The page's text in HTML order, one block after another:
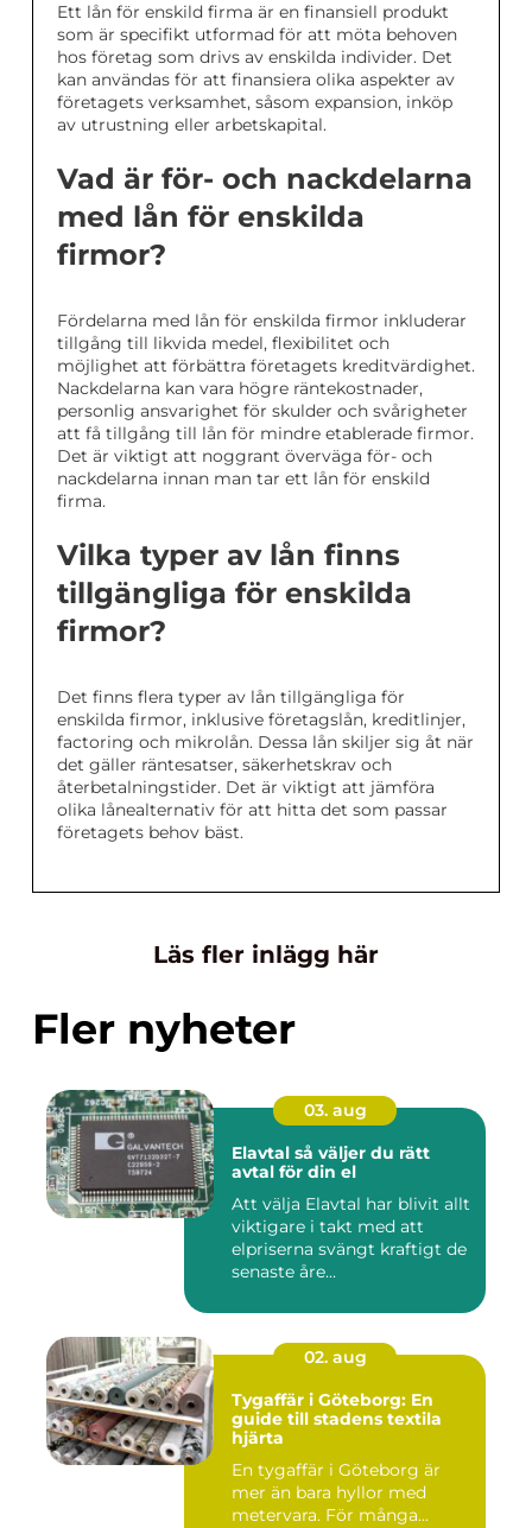
Ett lån för enskild firma är en finansiell produkt
som är specifikt utformad för att möta behoven
hos företag som drivs av enskilda individer. Det
kan användas för att finansiera olika aspekter av
företagets verksamhet, såsom expansion, inköp
av utrustning eller arbetskapital.
Vad är för- och nackdelarna
med lån för enskilda
firmor?
Fördelarna med lån för enskilda firmor inkluderar
tillgång till likvida medel, flexibilitet och
möjlighet att förbättra företagets kreditvärdighet.
Nackdelarna kan vara högre räntekostnader,
personlig ansvarighet för skulder och svårigheter
att få tillgång till lån för mindre etablerade firmor.
Det är viktigt att noggrant överväga för- och
nackdelarna innan man tar ett lån för enskild
firma.
Vilka typer av lån finns
tillgängliga för enskilda
firmor?
Det finns flera typer av lån tillgängliga för
enskilda firmor, inklusive företagslån, kreditlinjer,
factoring och mikrolån. Dessa lån skiljer sig åt när
det gäller räntesatser, säkerhetskrav och
återbetalningstider. Det är viktigt att jämföra
olika lånealternativ för att hitta det som passar
företagets behov bäst.
Läs fler inlägg här
Fler nyheter
03. aug
Elavtal så väljer du rätt
avtal för din el
Att välja Elavtal har blivit allt
viktigare i takt med att
elpriserna svängt kraftigt de
senaste åre...
02. aug
Tygaffär i Göteborg: En
guide till stadens textila
hjärta
En tygaffär i Göteborg är
mer än bara hyllor med
metervara. För många...